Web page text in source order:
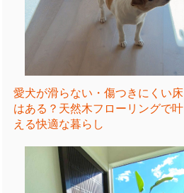
愛犬が滑らない・傷つきにくい床
はある？天然木フローリングで叶
える快適な暮らし